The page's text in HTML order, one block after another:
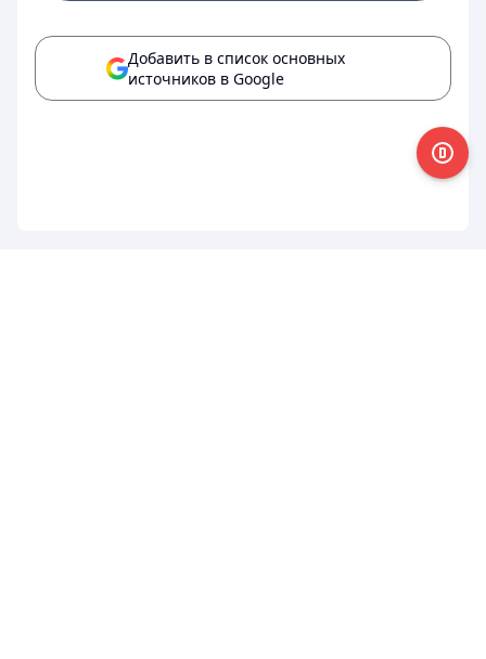
Добавить в список основных
источников в Google